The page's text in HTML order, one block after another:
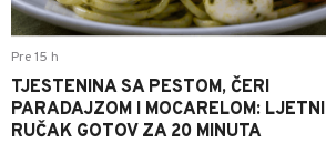
Pre 15 h
TJESTENINA SA PESTOM, ČERI
PARADAJZOM I MOCARELOM: LJETNI
RUČAK GOTOV ZA 20 MINUTA